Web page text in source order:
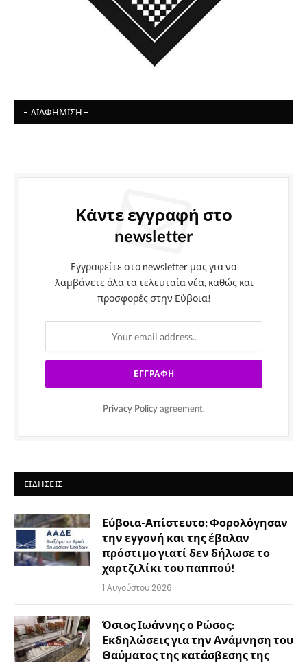
- ΔΙΑΦΉΜΙΣΗ -
Κάντε εγγραφή στο
newsletter
Εγγραφείτε στο newsletter μας για να
λαμβάνετε όλα τα τελευταία νέα, καθώς και
προσφορές στην Εύβοια!
Privacy Policy agreement.
ΕΙΔΉΣΕΙΣ
Εύβοια-Απίστευτο: Φορολόγησαν
την εγγονή και της έβαλαν
πρόστιμο γιατί δεν δήλωσε το
χαρτζιλίκι του παππού!
1 Αυγούστου 2026
Όσιος Ιωάννης ο Ρώσος:
Εκδηλώσεις για την Ανάμνηση του
Θαύματος της κατάσβεσης της